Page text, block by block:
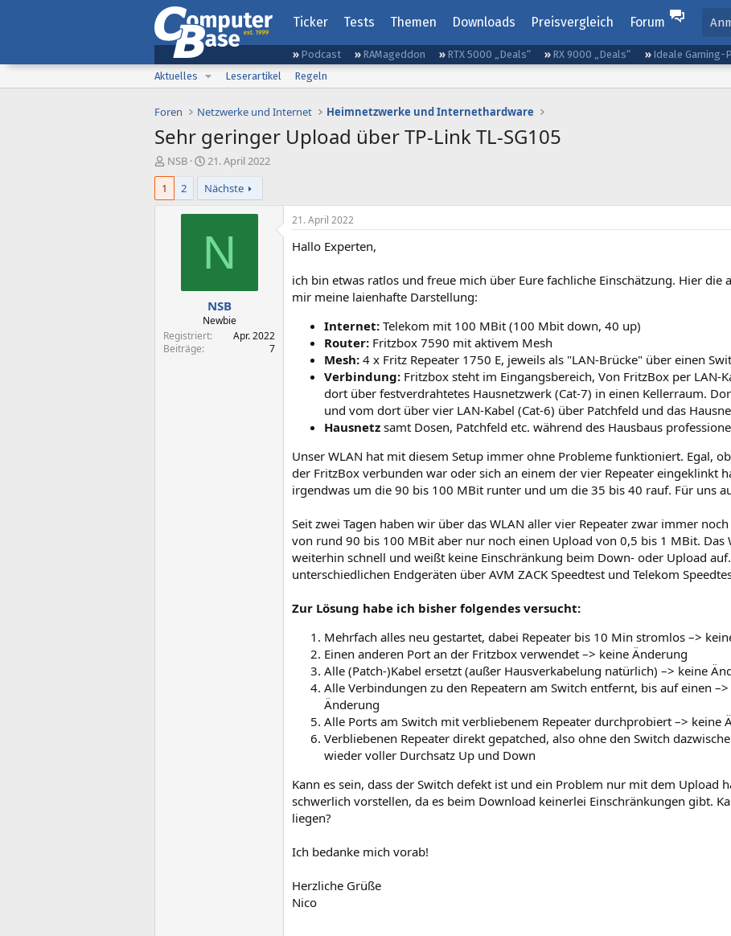
Ticker Tests Themen Downloads Preisvergleich Forum
Podcast RAMageddon RTX 5000 „Deals“ RX 9000 „Deals“ Ideale Gaming-
Aktuelles
Leserartikel Regeln
Foren Netzwerke und Internet Heimnetzwerke und Internethardware
Sehr geringer Upload über TP-Link TL-SG105
E
r
t
NSB
E
r
s
t
e
m
21. April 2022
1
2 Nächste
N
NSB
Newbie
Registriert
Apr. 2022
Beiträge
7
21. April 2022
Hallo Experten,
ich bin etwas ratlos und freue mich über Eure fachliche Einschätzung. Hier die
mir meine laienhafte Darstellung:
Internet: Telekom mit 100 MBit (100 Mbit down, 40 up)
Router: Fritzbox 7590 mit aktivem Mesh
Mesh: 4 x Fritz Repeater 1750 E, jeweils als "LAN-Brücke" über einen
Verbindung: Fritzbox steht im Eingangsbereich, Von FritzBox per LAN-
dort über festverdrahtetes Hausnetzwerk (Cat-7) in einen Kellerraum.
und vom dort über vier LAN-Kabel (Cat-6) über Patchfeld und das
Hausnetz samt Dosen, Patchfeld etc. während des Hausbaus
Unser WLAN hat mit diesem Setup immer ohne Probleme funktioniert. Egal,
der FritzBox verbunden war oder sich an einem der vier Repeater eingeklinkt
irgendwas um die 90 bis 100 MBit runter und um die 35 bis 40 rauf. Für uns
Seit zwei Tagen haben wir über das WLAN aller vier Repeater zwar immer
von rund 90 bis 100 MBit aber nur noch einen Upload von 0,5 bis 1 MBit. Das
weiterhin schnell und weißt keine Einschränkung beim Down- oder Upload
unterschiedlichen Endgeräten über AVM ZACK Speedtest und Telekom
Zur Lösung habe ich bisher folgendes versucht:
Mehrfach alles neu gestartet, dabei Repeater bis 10 Min stromlos –>
Einen anderen Port an der Fritzbox verwendet –> keine Änderung
Alle (Patch-)Kabel ersetzt (außer Hausverkabelung natürlich) –> keine
Alle Verbindungen zu den Repeatern am Switch entfernt, bis auf einen
Änderung
Alle Ports am Switch mit verbliebenem Repeater durchprobiert –> keine
Verbliebenen Repeater direkt gepatched, also ohne den Switch
wieder voller Durchsatz Up und Down
Kann es sein, dass der Switch defekt ist und ein Problem nur mit dem Upload
schwerlich vorstellen, da es beim Download keinerlei Einschränkungen gibt.
liegen?
Ich bedanke mich vorab!
Herzliche Grüße
Nico